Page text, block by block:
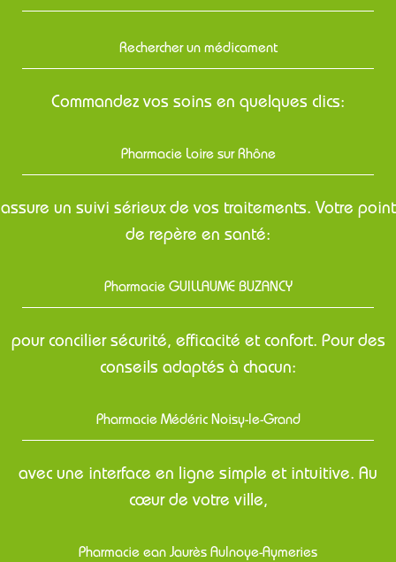
Rechercher un médicament
Commandez vos soins en quelques clics:
Pharmacie Loire sur Rhône
assure un suivi sérieux de vos traitements. Votre point
de repère en santé:
Pharmacie GUILLAUME BUZANCY
pour concilier sécurité, efficacité et confort. Pour des
conseils adaptés à chacun:
Pharmacie Médéric Noisy-le-Grand
avec une interface en ligne simple et intuitive. Au
cœur de votre ville,
Pharmacie ean Jaurès Aulnoye-Aymeries